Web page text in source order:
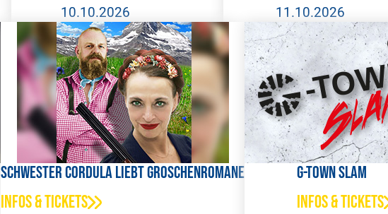
10.10.2026 11.10.2026
Schwester Cordula liebt Groschenromane
Infos & Tickets
G-Town Slam
Infos & Tickets